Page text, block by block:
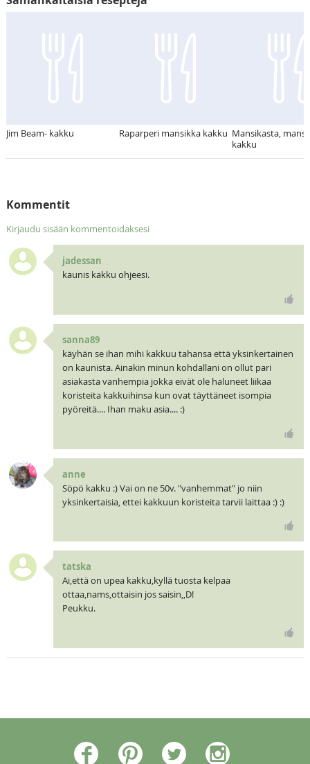
Jim Beam- kakku Raparperi mansikka kakku Mansikasta,
kakku
Kommentit
Kirjaudu sisään kommentoidaksesi
jadessan
kaunis kakku ohjeesi.
sanna89
käyhän se ihan mihi kakkuu tahansa että yksinkertainen
on kaunista. Ainakin minun kohdallani on ollut pari
asiakasta vanhempia jokka eivät ole haluneet liikaa
koristeita kakkuihinsa kun ovat täyttäneet isompia
pyöreitä.... Ihan maku asia.... :)
anne
Söpö kakku :) Vai on ne 50v. "vanhemmat" jo niin
yksinkertaisia, ettei kakkuun koristeita tarvii laittaa :) :)
tatska
Ai,että on upea kakku,kyllä tuosta kelpaa
ottaa,nams,ottaisin jos saisin,,D!
Peukku.